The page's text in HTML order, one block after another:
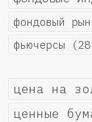
фондовый
фьючерсы
цена на
ценные